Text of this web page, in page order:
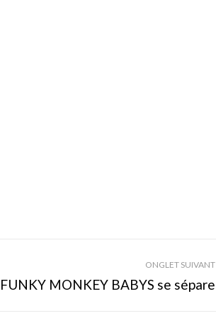
ONGLET SUIVANT
FUNKY MONKEY BABYS se sépare